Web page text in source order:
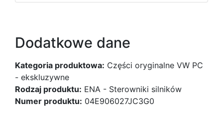
Dodatkowe dane
Kategoria produktowa: Części oryginalne VW PC
- ekskluzywne
Rodzaj produktu: ENA - Sterowniki silników
Numer produktu: 04E906027JC3G0